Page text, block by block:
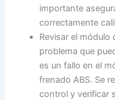
importante
correctamente
Revisar el
problema que
es un fallo en el
frenado ABS. Se
control y verificar